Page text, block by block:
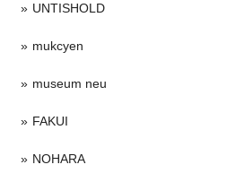
UNTISHOLD
mukcyen
museum neu
FAKUI
NOHARA